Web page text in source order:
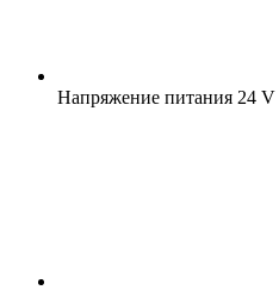
Напряжение питания 24 V